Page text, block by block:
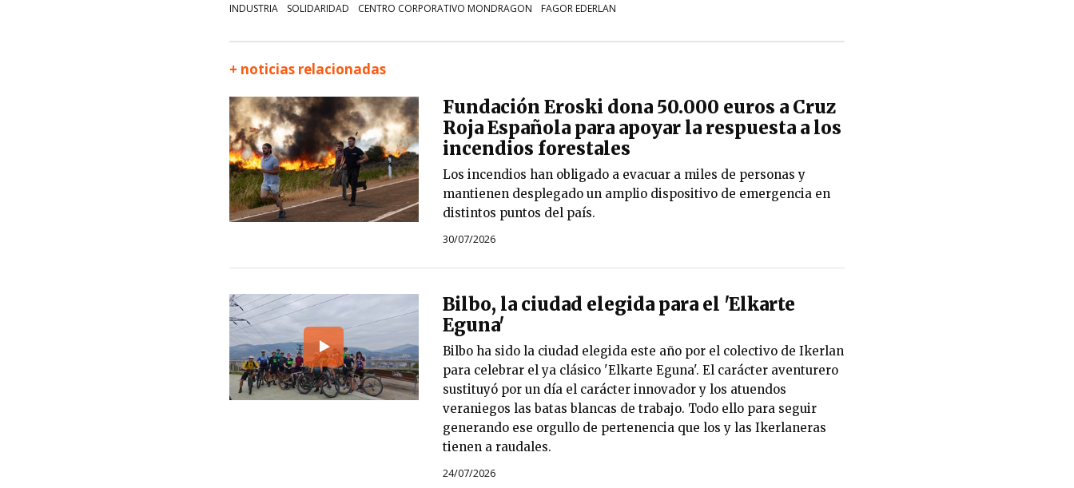
INDUSTRIA SOLIDARIDAD CENTRO CORPORATIVO MONDRAGON FAGOR EDERLAN
+ noticias relacionadas
Fundación Eroski dona 50.000 euros a Cruz
Roja Española para apoyar la respuesta a los
incendios forestales
Los incendios han obligado a evacuar a miles de personas y
mantienen desplegado un amplio dispositivo de emergencia en
distintos puntos del país.
30/07/2026
Bilbo, la ciudad elegida para el 'Elkarte
Eguna'
Bilbo ha sido la ciudad elegida este año por el colectivo de Ikerlan
para celebrar el ya clásico 'Elkarte Eguna'. El carácter aventurero
sustituyó por un día el carácter innovador y los atuendos
veraniegos las batas blancas de trabajo. Todo ello para seguir
generando ese orgullo de pertenencia que los y las Ikerlaneras
tienen a raudales.
24/07/2026